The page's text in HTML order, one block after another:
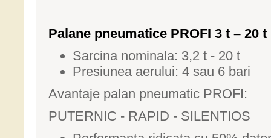
Palane pneumatice PROFI 3 t – 20 t
Sarcina nominala: 3,2 t - 20 t
Presiunea aerului: 4 sau 6 bari
Avantaje palan pneumatic PROFI:
PUTERNIC - RAPID - SILENTIOS